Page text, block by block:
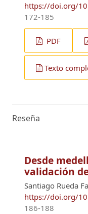
https://doi.org/
172-185
PDF
Texto
Reseña
Desde
validación
Santiago Rueda
https://doi.org/
186-188